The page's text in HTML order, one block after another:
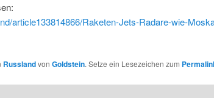
article133814866/Raketen-Jets-Radare-wie-
Russlandvon Goldstein. Setze ein Lesezeichen zum